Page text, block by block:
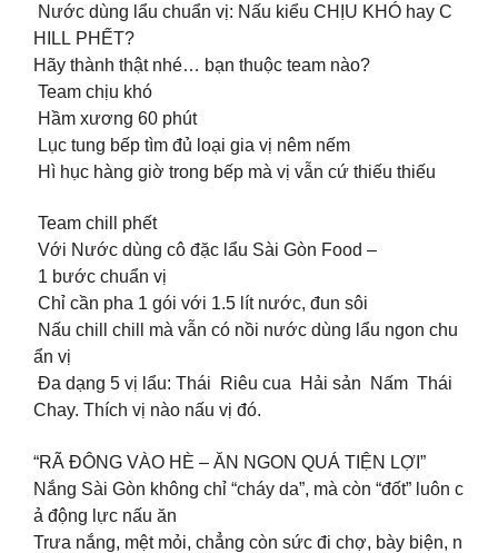
Nước dùng lẩu chuẩn vị: Nấu kiểu CHỊU KHÓ hay C
HILL PHẾT?
Hãy thành thật nhé… bạn thuộc team nào?
Team chịu khó
Hầm xương 60 phút
Lục tung bếp tìm đủ loại gia vị nêm nếm
Hì hục hàng giờ trong bếp mà vị vẫn cứ thiếu thiếu
Team chill phết
Với Nước dùng cô đặc lẩu Sài Gòn Food –
1 bước chuẩn vị
Chỉ cần pha 1 gói với 1.5 lít nước, đun sôi
Nấu chill chill mà vẫn có nồi nước dùng lẩu ngon chu
ẩn vị
Đa dạng 5 vị lẩu: Thái Riêu cua Hải sản Nấm Thái
Chay. Thích vị nào nấu vị đó.
“RÃ ĐÔNG VÀO HÈ – ĂN NGON QUÁ TIỆN LỢI”
Nắng Sài Gòn không chỉ “cháy da”, mà còn “đốt” luôn c
ả động lực nấu ăn ‍
Trưa nắng, mệt mỏi, chẳng còn sức đi chợ, bày biện, n